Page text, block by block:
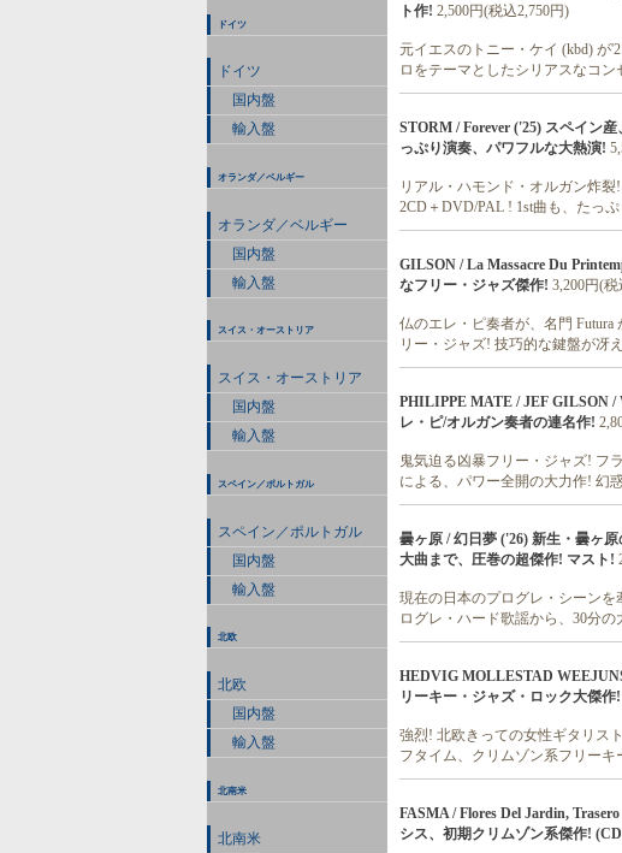
ドイツ
ドイツ
国内盤
輸入盤
オランダ／ベルギー
オランダ／ベルギー
国内盤
輸入盤
スイス・オーストリア
スイス・オーストリア
国内盤
輸入盤
スペイン／ポルトガル
スペイン／ポルトガル
国内盤
輸入盤
北欧
北欧
国内盤
輸入盤
北南米
北南米
ト作! 2,500円(税込2,750円)
元イエスのトニー・ケイ (kbd) が
ロをテーマとしたシリアスなコン
STORM / Forever ('25) スペイン
っぷり演奏、パワフルな大熱演!
リアル・ハモンド・オルガン炸
2CD＋DVD/PAL ! 1st曲も、たっ
GILSON / La Massacre Du
なフリー・ジャズ傑作! 3,200円(
仏のエレ・ピ奏者が、名門
リー・ジャズ! 技巧的な鍵盤が冴
PHILIPPE MATE / JEF GILSON /
レ・ピ/オルガン奏者の連名作!
鬼気迫る凶暴フリー・ジャズ! フ
による、パワー全開の大力作! 幻
曇ヶ原 / 幻日夢 ('26) 新生・曇ヶ
大曲まで、圧巻の超傑作! マスト!
現在の日本のプログレ・シーン
ログレ・ハード歌謡から、30分
HEDVIG MOLLESTAD
リーキー・ジャズ・ロック大傑作!
強烈! 北欧きっての女性ギタリス
フタイム、クリムゾン系フリー
FASMA / Flores Del Jardin,
シス、初期クリムゾン系傑作!